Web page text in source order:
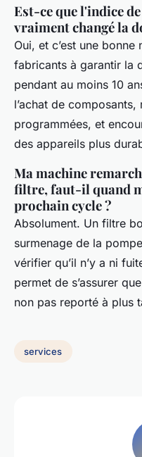
Est-ce que l'indice
vraiment changé la
Oui, et c’est une
fabricants à garantir la
pendant au moins 10
l’achat de
programmées, et
des appareils plus
Ma machine
filtre, faut-il quand
prochain cycle ?
Absolument. Un filtre
surmenage de la
vérifier qu’il n’y a ni
permet de s’assurer
non pas reporté à plus
services